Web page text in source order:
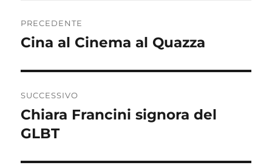
articoli
PRECEDENTE
Articolo
Cina al Cinema al Quazza
SUCCESSIVO
Articolo
successivo:
Chiara Francini signora del
GLBT